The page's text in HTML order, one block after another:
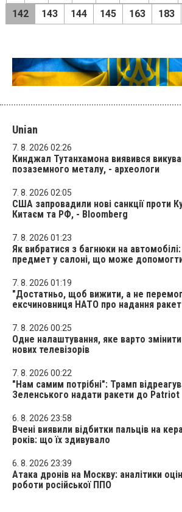
142
143 144 145 163 183
Unian
7. 8. 2026 02:26
Кинджал Тутанхамона виявився
позаземного металу, - археологи
7. 8. 2026 02:05
США запровадили нові санкції проти
Китаєм та РФ, - Bloomberg
7. 8. 2026 01:23
Як вибратися з багнюки на
предмет у салоні, що може
7. 8. 2026 01:19
"Достатньо, щоб вижити, а не
ексчиновниця НАТО про надання ракет
7. 8. 2026 00:25
Одне налаштування, яке варто
нових телевізорів
7. 8. 2026 00:22
"Нам самим потрібні": Трамп
Зеленського надати ракети до Patriot
6. 8. 2026 23:58
Вчені виявили відбитки пальців на
років: що їх здивувало
6. 8. 2026 23:39
Атака дронів на Москву: аналітики
роботи російської ППО